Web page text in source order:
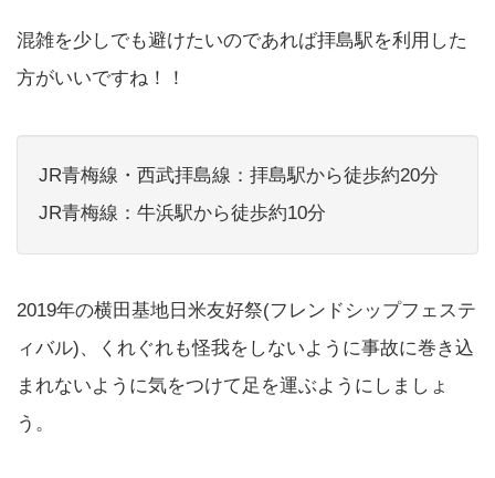
混雑を少しでも避けたいのであれば拝島駅を利用した
方がいいですね！！
JR青梅線・西武拝島線：拝島駅から徒歩約20分
JR青梅線：牛浜駅から徒歩約10分
2019年の横田基地日米友好祭(フレンドシップフェステ
ィバル)、くれぐれも怪我をしないように事故に巻き込
まれないように気をつけて足を運ぶようにしましょ
う。